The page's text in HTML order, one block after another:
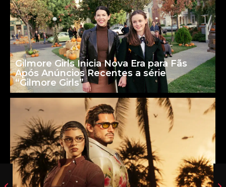
Gilmore Girls Inicia Nova Era para Fãs
Após Anúncios Recentes a série
“Gilmore Girls”